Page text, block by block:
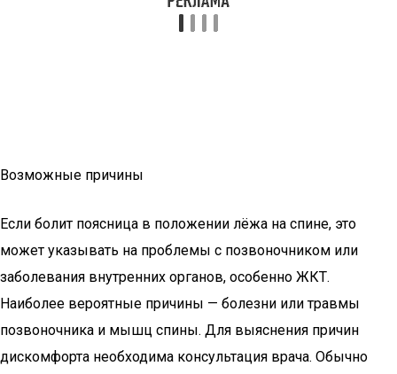
Возможные причины
Если болит поясница в положении лёжа на спине, это
может указывать на проблемы с позвоночником или
заболевания внутренних органов, особенно ЖКТ.
Наиболее вероятные причины — болезни или травмы
позвоночника и мышц спины. Для выяснения причин
дискомфорта необходима консультация врача. Обычно